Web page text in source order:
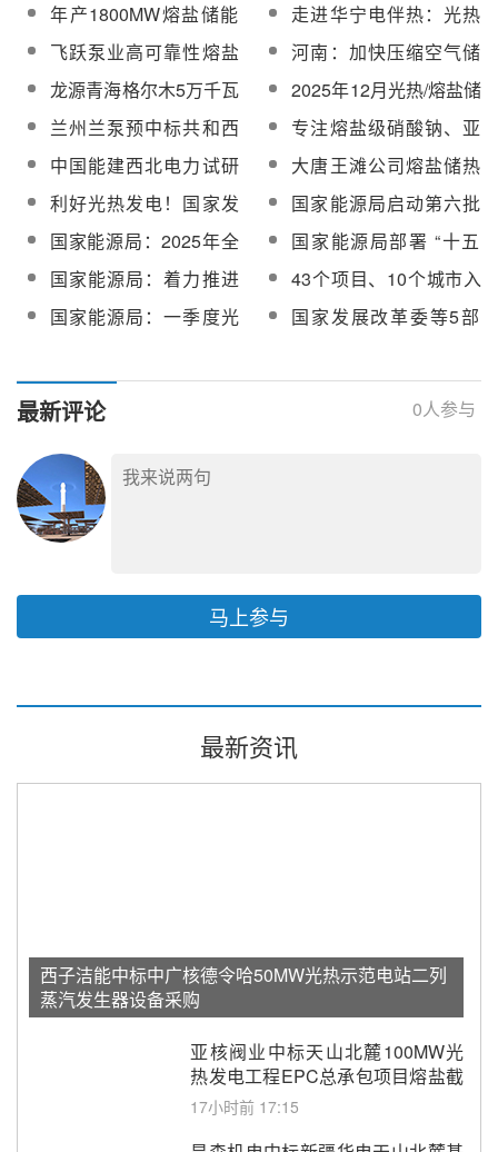
年产1800MW熔盐储能
电加热器！华瑞电气新
工厂即将完工投产
走进华宁电伴热：光热
熔盐储能“防凝卫士”
飞跃泵业高可靠性熔盐
泵助力国能青豫直流二
期10万千瓦光热项目顺
利并网发电
河南：加快压缩空气储
能、熔盐储能技术创新
发展
龙源青海格尔木5万千瓦
熔盐储能项目熔盐调节
阀设备采购
2025年12月光热/熔盐储
热相关中标项目及单位
一览
兰州兰泵预中标共和西
北水电光热发电有限公
司低温熔盐泵检修技术
服务
专注熔盐级硝酸钠、亚
硝酸钠！华龙新材料加
入CSPPLAZA会员单位
中国能建西北电力试研
院中标华能西安热工院
生产项目熔盐储能系统
调试技术服务采购
大唐王滩公司熔盐储热
项目助力减排降耗
利好光热发电！国家发
改委、国家能源局：有
序建立发电侧可靠容量
补偿机制
国家能源局启动第六批
能源领域首台（套）重
大技术装备申报工作
国家能源局：2025年全
国光热发电新增装机94
万千瓦，同比增长203%
国家能源局部署 “十五
五” 重点：建设一批光热
发电工程
国家能源局：着力推进
“沙戈荒”大基地建设，积
极推动光热发电
43个项目、10个城市入
选国家能源局新型电力
系统建设能力提升试点
国家能源局：一季度光
瓦
国家发展改革委等5部
新能源、加装储能储热
等方式实施低碳化改造
最新评论 0人参与
马上参与
最新资讯
西子洁能中标中广核德令哈50MW光热示范电站二列
蒸汽发生器设备采购
亚核阀业中标天山北麓100MW光
热发电工程EPC总承包项目熔盐截
止阀、熔盐三偏心蝶阀采购
17小时前 17:15